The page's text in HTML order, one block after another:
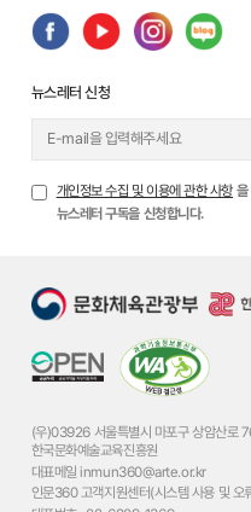
뉴스레터 신청
개인정보 수집 및 이용에 관한 사항 을
뉴스레터 구독을 신청합니다.
(우)03926 서울특별시 마포구 상암산로
한국문화예술교육진흥원
대표메일 inmun360@arte.or.kr
인문360 고객지원센터(시스템 사용 및 오